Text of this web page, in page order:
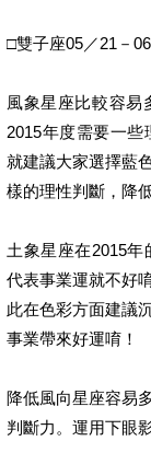
□雙子座05／21－
風象星座比較容易
2015年度需要一些
就建議大家選擇藍
樣的理性判斷，降
土象星座在2015
代表事業運就不好
此在色彩方面建議
事業帶來好運唷！
降低風向星座容易
判斷力。運用下眼